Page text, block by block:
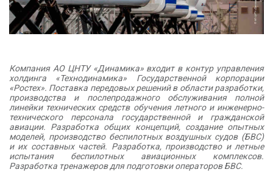
Компания АО ЦНТУ «Динамика» входит в контур управления
холдинга «Технодинамика» Государственной корпорации
«Ростех». Поставка передовых решений в области разработки,
производства и послепродажного обслуживания полной
линейки технических средств обучения летного и инженерно-
технического персонала государственной и гражданской
авиации. Разработка общих концепций, создание опытных
моделей, производство беспилотных воздушных судов (БВС)
и их составных частей. Разработка, производство и летные
испытания беспилотных авиационных комплексов.
Разработка тренажеров для подготовки операторов БВС.